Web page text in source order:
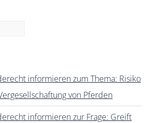
informieren zum Thema: Risiko
von Pferden
informieren zur Frage: Greift